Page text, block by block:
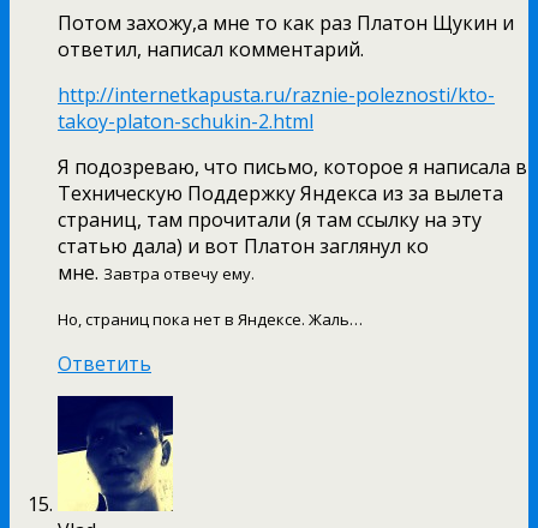
Потом захожу,а мне то как раз Платон Щукин и
ответил, написал комментарий.
http://internetkapusta.ru/raznie-poleznosti/kto-
takoy-platon-schukin-2.html
Я подозреваю, что письмо, которое я написала в
Техническую Поддержку Яндекса из за вылета
страниц, там прочитали (я там ссылку на эту
статью дала) и вот Платон заглянул ко
мне. Завтра отвечу ему.
Но, страниц пока нет в Яндексе. Жаль…
Ответить